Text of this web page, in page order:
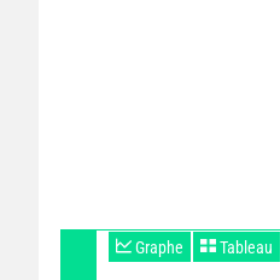
Graphe Tableau